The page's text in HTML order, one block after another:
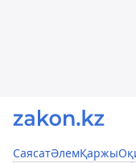
СаясатӘлемҚаржы